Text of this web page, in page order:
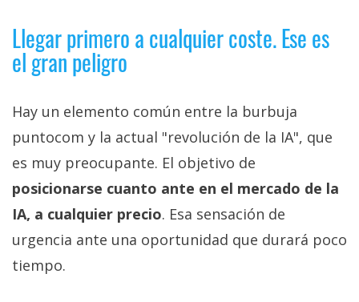
Llegar primero a cualquier coste. Ese es
el gran peligro
Hay un elemento común entre la burbuja
puntocom y la actual "revolución de la IA", que
es muy preocupante. El objetivo de
posicionarse cuanto ante en el mercado de la
IA, a cualquier precio. Esa sensación de
urgencia ante una oportunidad que durará poco
tiempo.